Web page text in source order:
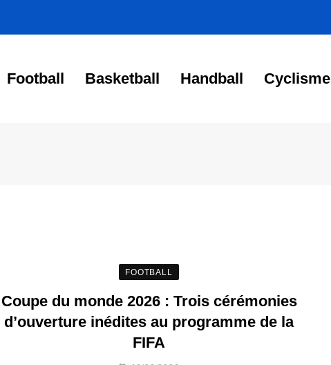
Football Basketball Handball Cyclisme
FOOTBALL
Coupe du monde 2026 : Trois cérémonies
d’ouverture inédites au programme de la
FIFA